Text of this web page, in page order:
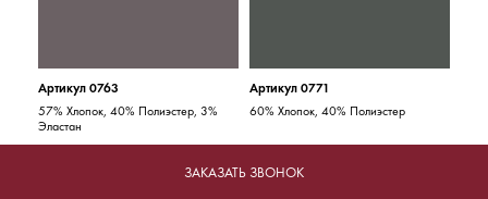
ЗАКАЗАТЬ ЗВОНОК
Артикул 0763
57% Хлопок, 40% Полиэстер, 3%
Эластан
Артикул 0771
60% Хлопок, 40% Полиэстер